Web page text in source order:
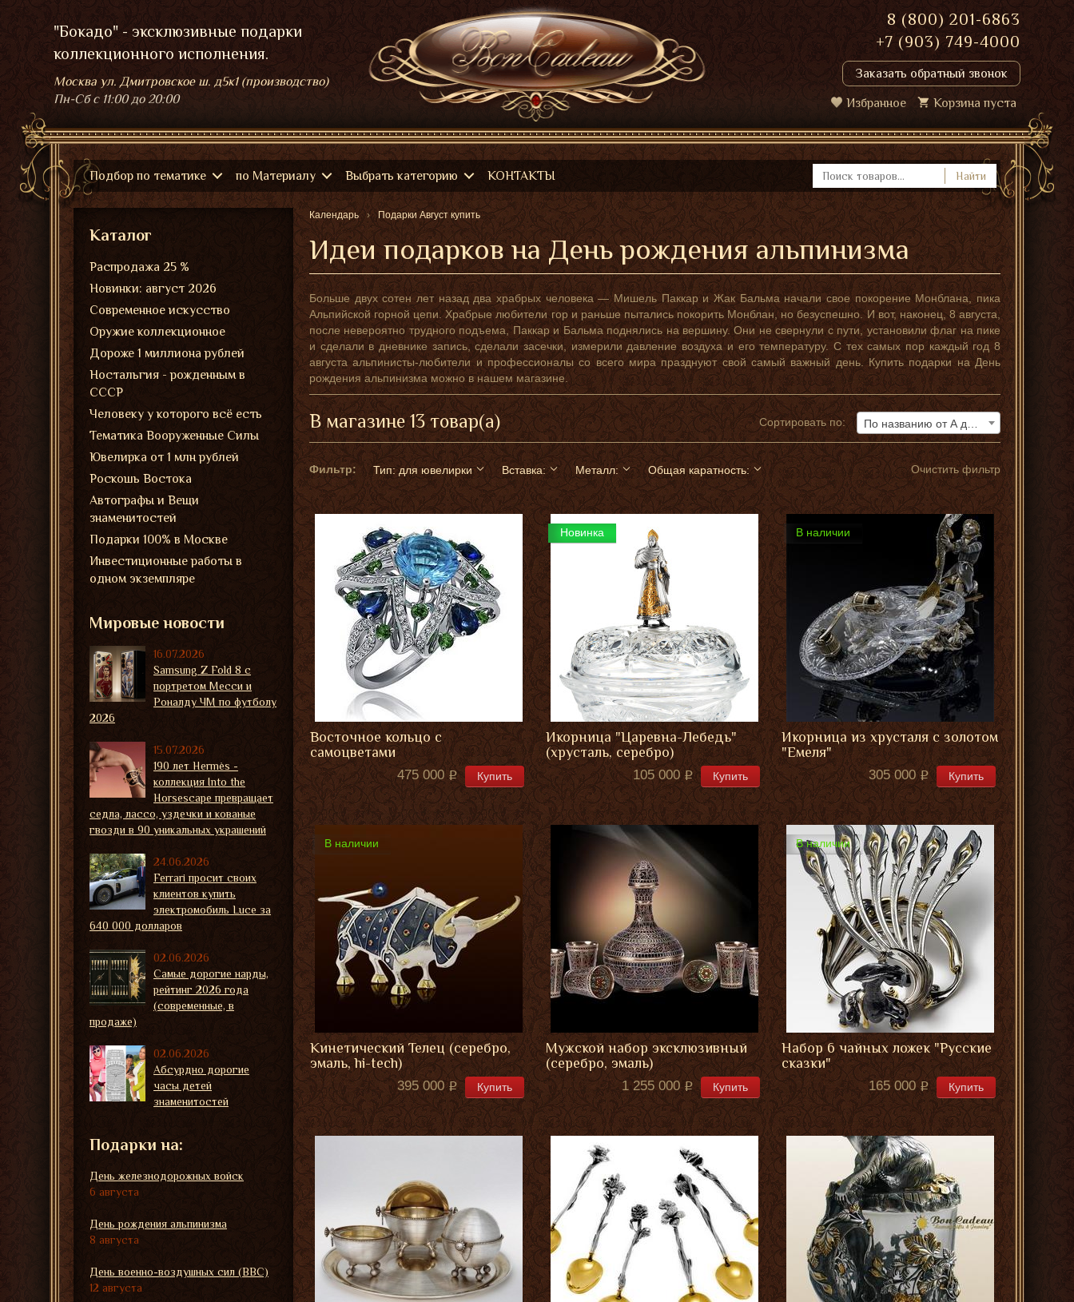
"Бокадо" - эксклюзивные подарки
коллекционного исполнения.
Москва ул. Дмитровское ш. д5к1 (производство)
Пн-Сбс 11:00 до 20:00
8 (800) 201-6863
+7 (903) 749-4000
Заказать обратный звонок
Избранное Корзина пуста
Подбор по тематике по Материалу Выбрать категорию КОНТАКТЫ Найти
Календарь Подарки Август купить
Идеи подарков на День рождения альпинизма
Больше двух сотен лет назад два храбрых человека — Мишель Паккар и Жак Бальма начали свое покорение Монблана, пика
Альпийской горной цепи. Храбрые любители гор и раньше пытались покорить Монблан, но безуспешно. И вот, наконец, 8 августа,
после невероятно трудного подъема, Паккар и Бальма поднялись на вершину. Они не свернули с пути, установили флаг на пике
и сделали в дневнике запись, сделали засечки, измерили давление воздуха и его температуру. С тех самых пор каждый год 8
августа альпинисты-любители и профессионалы со всего мира празднуют свой самый важный день. Купить подарки на День
рождения альпинизма можно в нашем магазине.
В магазине 13 товар(а) Сортировать по: По названию от А до Я
Очистить фильтр
Фильтр: Тип: для ювелирки Вставка: Металл: Общая каратность:
Восточное кольцо с
самоцветами
475 000 Купить
Новинка
Икорница "Царевна-Лебедь"
(хрусталь, серебро)
105 000 Купить
В наличии
Икорница из хрусталя с золотом
"Емеля"
305 000 Купить
В наличии
Кинетический Телец (серебро,
эмаль, hi-tech)
395 000 Купить
Мужской набор эксклюзивный
(серебро, эмаль)
1 255 000 Купить
В наличии
Набор 6 чайных ложек "Русские
сказки"
165 000 Купить
Каталог
Распродажа 25 %
Новинки: август 2026
Современное искусство
Оружие коллекционное
Дороже 1 миллиона рублей
Ностальгия - рожденным в
СССР
Человеку у которого всё есть
Тематика Вооруженные Силы
Ювелирка от 1 млн рублей
Роскошь Востока
Автографы и Вещи
знаменитостей
Подарки 100% в Москве
Инвестиционные работы в
одном экземпляре
Мировые новости
16.07.2026
Samsung Z Fold 8 с
портретом Месси и
Роналду ЧМ по футболу
2026
15.07.2026
190 лет Hermès -
коллекция Into the
Horsescape превращает
седла, лассо, уздечки и кованые
гвозди в 90 уникальных украшений
24.06.2026
Ferrari просит своих
клиентов купить
электромобиль Luce за
640 000 долларов
02.06.2026
Самые дорогие нарды,
рейтинг 2026 года
(современные, в
продаже)
02.06.2026
Абсурдно дорогие
часы детей
знаменитостей
Подарки на:
День железнодорожных войск
6 августа
День рождения альпинизма
8 августа
День военно-воздушных сил (ВВС)
12 августа